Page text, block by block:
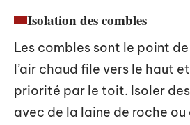
Isolation des combles
Les combles sont le point
l’air chaud file vers le haut
priorité par le toit. Isoler
avec de la laine de roche